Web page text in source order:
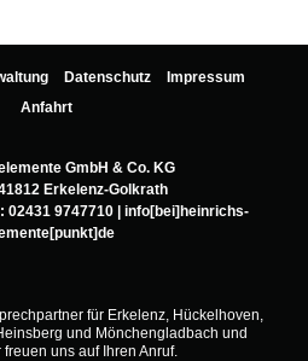
Datenschutz
Impressum
Anfahrt
GmbH & Co. KG
Erkelenz-Golkrath
02431 9747710 | info[bei]heinrichs-
für Erkelenz, Hückelhoven,
und Mönchengladbach und
uns auf Ihren Anruf.